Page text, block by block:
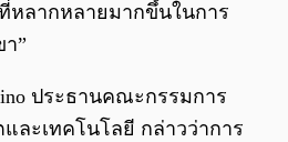
หลากหลายมากขึ้นในการ
”
ประธานคณะกรรมการ
ละเทคโนโลยี กล่าวว่าการ